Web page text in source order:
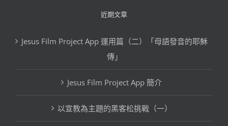
分
近期文章
Jesus Film Project App 運用篇（二）「母語發音的耶穌
傳」
Jesus Film Project App 簡介
以宣教為主題的黑客松挑戰（一）